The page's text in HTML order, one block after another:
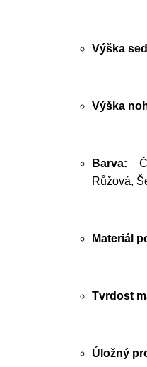
Výška
Výška
Barva:
Růžová,
Materiál
Tvrdost
Úložný